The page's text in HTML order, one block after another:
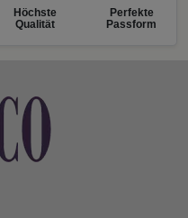
Höchste
Qualität
Perfekte
Passform